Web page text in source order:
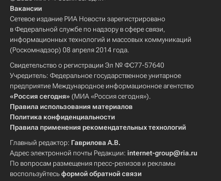
Вакансии
Сетевое издание РИА Новости зарегистрировано
в Федеральной службе по надзору в сфере связи,
информационных технологий и массовых коммуникаций
(Роскомнадзор) 08 апреля 2014 года.
Свидетельство о регистрации Эл № ФС77-57640
Учредитель: Федеральное государственное унитарное
предприятие Международное информационное агентство
«Россия сегодня» (МИА «Россия сегодня»).
Правила использования материалов
Политика конфиденциальности
Правила применения рекомендательных технологий
Главный редактор: Гаврилова А.В.
Адрес электронной почты Редакции: internet-group@ria.ru
По вопросам размещения пресс-релизов и рекламы
воспользуйтесьформой обратной связи